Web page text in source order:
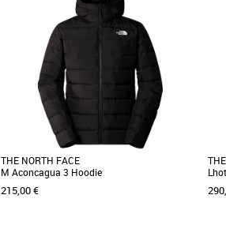
Le sweat à capuche Simple Dome est un
essentiel confortable toute l'année, proposé
dans une coupe [...]
THE NORTH FACE
M Aconcagua 3 Hoodie
215,00 €